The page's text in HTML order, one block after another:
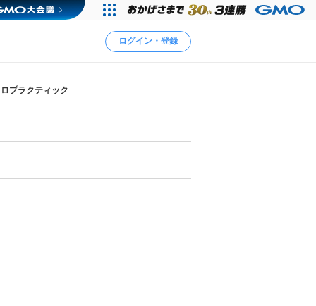
ログイン・登録
プラクティック